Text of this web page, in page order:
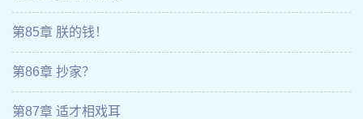
第85章 朕的钱！
第86章 抄家？
第87章 适才相戏耳